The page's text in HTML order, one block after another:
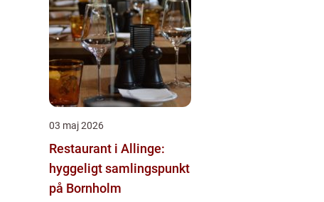
03 maj 2026
Restaurant i Allinge:
hyggeligt samlingspunkt
på Bornholm